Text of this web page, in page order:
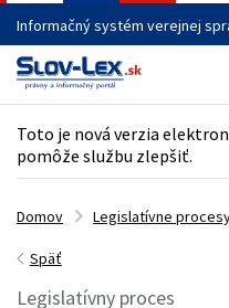
Informačný systém verejnej
Toto je nová verzia
pomôže službu zlepšiť.